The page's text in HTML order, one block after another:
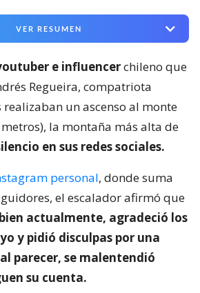
VER RESUMEN
e influencerchileno que
Regueira, compatriota
un ascenso al monte
la montaña más alta de
en sus redes sociales.
personal, donde suma
el escalador afirmó que
actualmente, agradeció los
y pidió disculpas por una
parecer, se malentendió
su cuenta.